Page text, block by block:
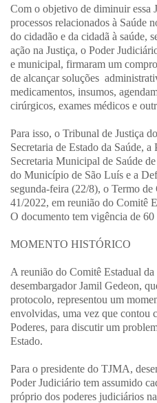
Com o objetivo de diminuir essa
processos relacionados à Saúde
do cidadão e da cidadã à saúde,
ação na Justiça, o Poder
e municipal, firmaram um
de alcançar soluções
medicamentos, insumos,
cirúrgicos, exames médicos e
Para isso, o Tribunal de Justiça
Secretaria de Estado da Saúde,
Secretaria Municipal de Saúde
do Município de São Luís e a
segunda-feira (22/8), o Termo de
41/2022, em reunião do Comitê
O documento tem vigência de
MOMENTO HISTÓRICO
A reunião do Comitê Estadual
desembargador Jamil Gedeon,
protocolo, representou um
envolvidas, uma vez que contou
Poderes, para discutir um
Estado.
Para o presidente do TJMA,
Poder Judiciário tem assumido
próprio dos poderes judiciários